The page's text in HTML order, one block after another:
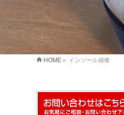
HOME » インソール補修